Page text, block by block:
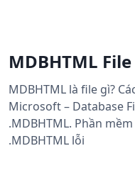
MDBHTML File
MDBHTML là file gì?
Microsoft – Database
.MDBHTML. Phần
.MDBHTML lỗi